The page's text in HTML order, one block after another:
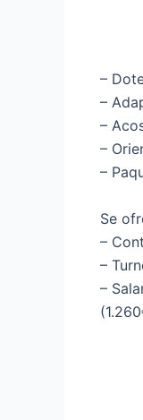
–
–
–
–
–
Se
–
–
–